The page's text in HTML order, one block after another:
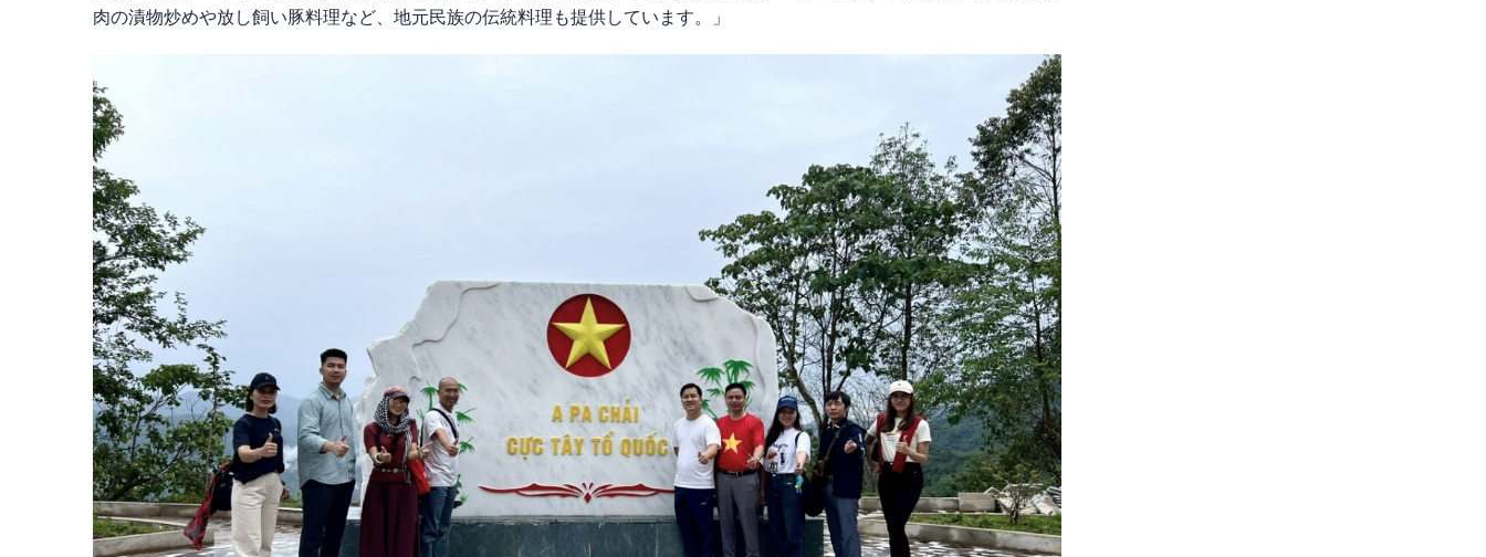
肉の漬物炒めや放し飼い豚料理など、地元民族の伝統料理も提供しています。」